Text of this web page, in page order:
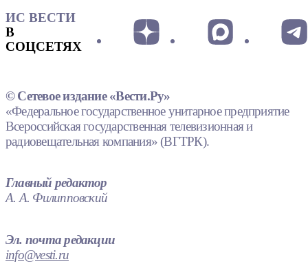
ИС ВЕСТИ
В
СОЦСЕТЯХ
© Сетевое издание «Вести.Ру»
«Федеральное государственное унитарное предприятие
Всероссийская государственная телевизионная и
радиовещательная компания» (ВГТРК).
Главный редактор
А. А. Филипповский
Эл. почта редакции
info@vesti.ru